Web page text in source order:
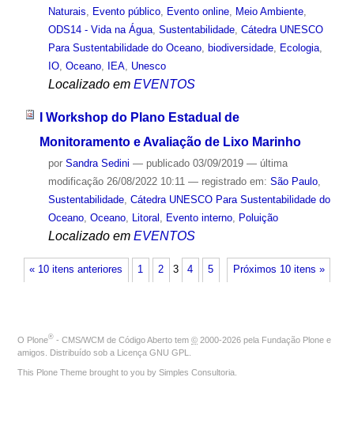
Naturais
Evento público, Evento online, Meio Ambiente,
ODS14 - Vida na Água, Sustentabilidade, Cátedra UNESCO
Para Sustentabilidade do Oceano, biodiversidade, Ecologia,
IO, Oceano, IEA, Unesco
Localizado em EVENTOS
I Workshop do Plano Estadual de
Monitoramento e Avaliação de Lixo Marinho
por Sandra Sedini — publicado03/09/2019 — última
modificação26/08/2022 10:11 — registrado em: São Paulo,
Sustentabilidade, Cátedra UNESCO Para Sustentabilidade do
Oceano, Oceano, Litoral , Evento interno, Poluição
Localizado em EVENTOS
« 10 itens anteriores Próximos 10 itens »
1 2 3 4 5
O Plone® - CMS/WCM de Código Aberto tem © 2000-2026 pela Fundação Plone e
amigos. Distribuído sob a Licença GNU GPL
This Plone Theme brought to you by Simples Consultoria